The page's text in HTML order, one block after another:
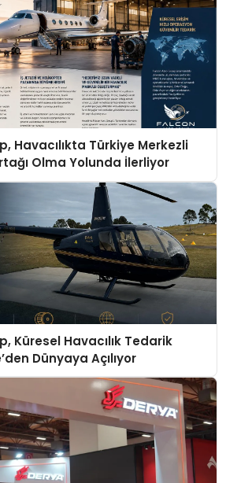
Havacılıkta Türkiye Merkezli
Olma Yolunda İlerliyor
Küresel Havacılık Tedarik
Dünyaya Açılıyor